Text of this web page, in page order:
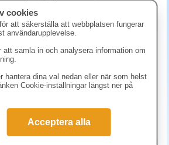
kr (inkl. moms)
cookies
att säkerställa att webbplatsen fungerar
användarupplevelse.
att samla in och analysera information om
hantera dina val nedan eller när som helst
Cookie-inställningar längst ner på
Acceptera alla